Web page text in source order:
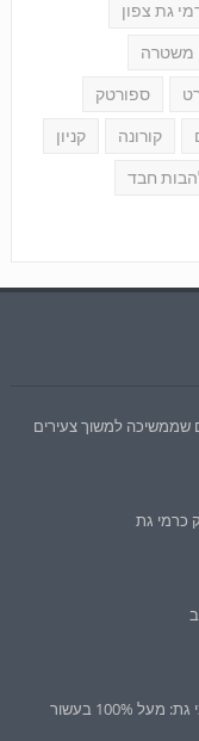
גת צפון
משטרה
ספורטק
קורונה קניון
חבד
למשוך צעירים
כרמי גת
עלייה חדה במחירי הדירות בכרמי גת: מעל 100% בעשור